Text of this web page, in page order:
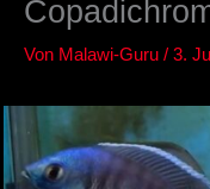
Von Malawi-Guru / 3.